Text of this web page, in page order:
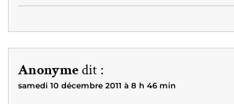
Anonymedit :
samedi 10 décembre 2011 à 8 h 46 min